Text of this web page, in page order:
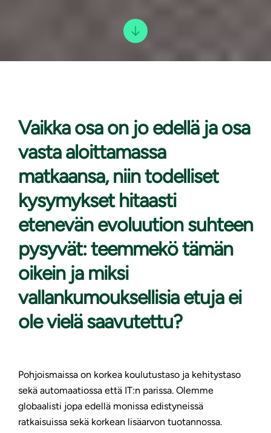
Vaikka osa on jo edellä ja osa
vasta aloittamassa
matkaansa, niin todelliset
kysymykset hitaasti
etenevän evoluution suhteen
pysyvät: teemmekö tämän
oikein ja miksi
vallankumouksellisia etuja ei
ole vielä saavutettu?
Pohjoismaissa on korkea koulutustaso ja kehitystaso
sekä automaatiossa että IT:n parissa. Olemme
globaalisti jopa edellä monissa edistyneissä
ratkaisuissa sekä korkean lisäarvon tuotannossa.